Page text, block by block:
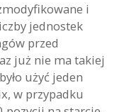
i
jednostek
przed
już nie ma takiej
użyć jeden
w przypadku